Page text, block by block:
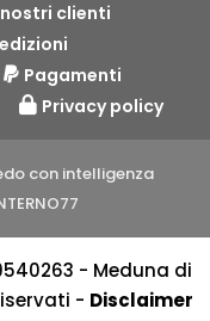
clienti
Pagamenti
Privacy policy
con intelligenza
- Meduna di
- Disclaimer